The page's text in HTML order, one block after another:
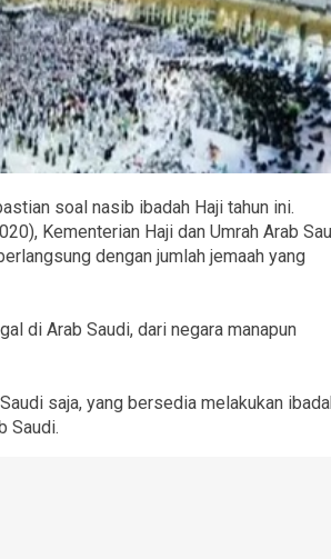
soal nasib ibadah Haji tahun ini.
Kementerian Haji dan Umrah Arab
dengan jumlah jemaah yang
di Arab Saudi, dari negara manapun
saja, yang bersedia melakukan
Saudi.